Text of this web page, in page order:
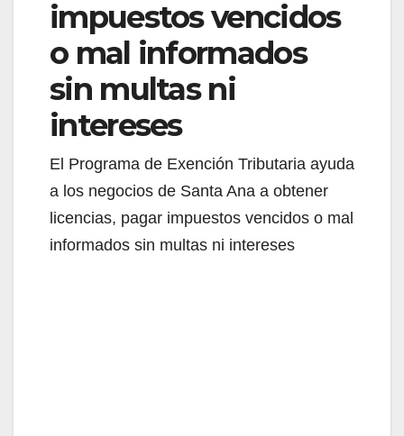
impuestos vencidos
o mal informados
sin multas ni
intereses
El Programa de Exención Tributaria ayuda
a los negocios de Santa Ana a obtener
licencias, pagar impuestos vencidos o mal
informados sin multas ni intereses